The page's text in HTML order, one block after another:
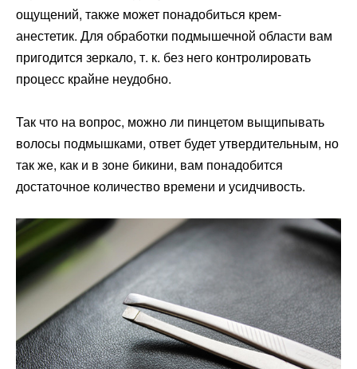
ощущений, также может понадобиться крем-
анестетик. Для обработки подмышечной области вам
пригодится зеркало, т. к. без него контролировать
процесс крайне неудобно.
Так что на вопрос, можно ли пинцетом выщипывать
волосы подмышками, ответ будет утвердительным, но
так же, как и в зоне бикини, вам понадобится
достаточное количество времени и усидчивость.